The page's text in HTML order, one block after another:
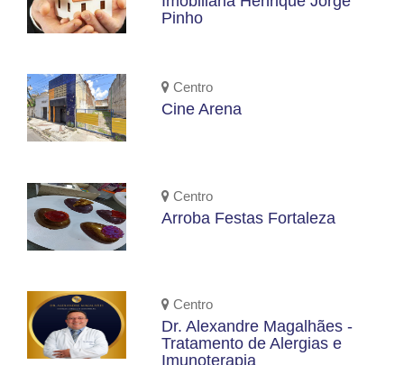
Pinho
Centro
Cine Arena
Centro
Arroba Festas Fortaleza
Centro
Dr. Alexandre Magalhães -
Tratamento de Alergias e
Imunoterapia